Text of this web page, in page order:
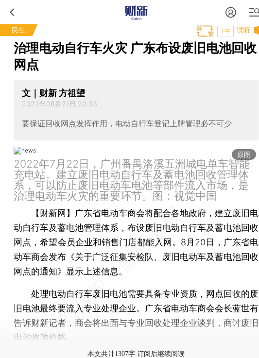
民生 试听
T中
治理电动自行车火灾 广东布设废旧电池回收
网点
文｜财新 方祖望
2022年08月21日 20:33
要保证回收网点发挥作用，电动自行车登记上牌管理必不可少
原图
2022年7月22日，广州番禺洛溪五洲城电单车智能
充电站。建立废旧电动自行车及蓄电池回收管理体
系，可以防止废旧电动车电池等部件流入市场，是
治理电动车火灾的重要环节。图：视觉中国
【财新网】 广东省电动车商会将配合各地政府，建立废旧电
动自行车及蓄电池管理体系，布设废旧电动自行车及蓄电池回收
网点，希望会员企业和销售门店都能入网。8月20日，广东省电
动车商会发布《关于广泛征集安检队、废旧电动车及蓄电池回收
网点的通知》显示上述信息。
处理电动自行车废旧电池需要具备专业资质，网点回收的废
旧电池最终要流入专业处理企业。广东省电动车商会会长蓝世有
告诉财新记者，商会将出面与专业回收处理企业谈判，商讨废旧
电池收购价格。
本文共计1307字 订阅后继续阅读